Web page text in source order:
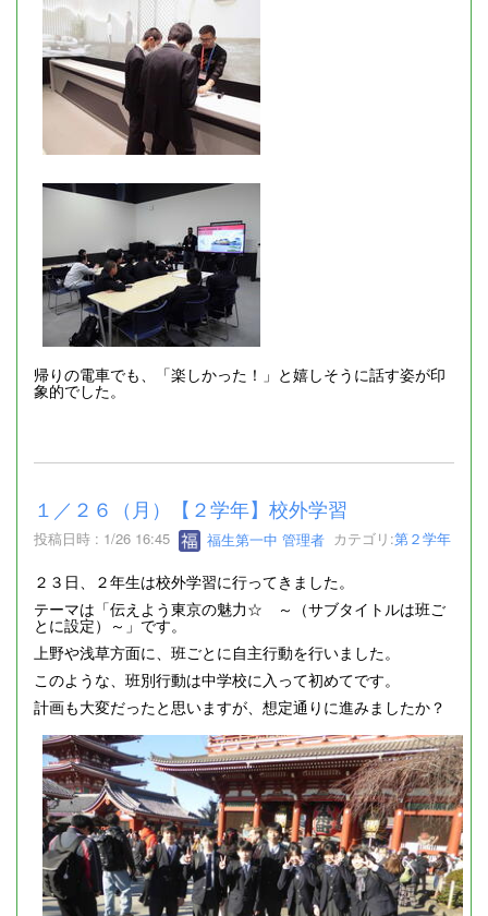
帰りの電車でも、「楽しかった！」と嬉しそうに話す姿が印
象的でした。
１／２６（月）【２学年】校外学習
投稿日時 : 1/26 16:45 福生第一中 管理者 カテゴリ:第２学年
２３日、２年生は校外学習に行ってきました。
テーマは「伝えよう東京の魅力☆ ～（サブタイトルは班ご
とに設定）～」です。
上野や浅草方面に、班ごとに自主行動を行いました。
このような、班別行動は中学校に入って初めてです。
計画も大変だったと思いますが、想定通りに進みましたか？